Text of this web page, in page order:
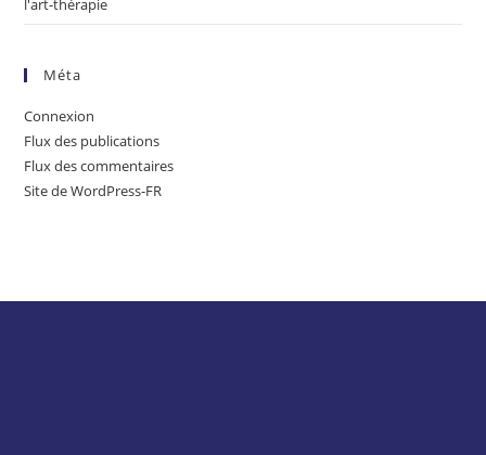
l'art-thérapie
Méta
Connexion
Flux des publications
Flux des commentaires
Site de WordPress-FR